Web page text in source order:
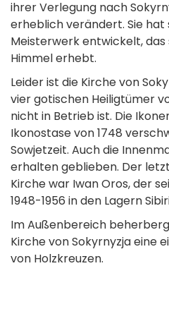
ihrer Verlegung nach
erheblich verändert. Sie hat
Meisterwerk entwickelt, das
Himmel erhebt.
Leider ist die Kirche von
vier gotischen Heiligtümer
nicht in Betrieb ist. Die
Ikonostase von 1748
Sowjetzeit. Auch die
erhalten geblieben. Der
Kirche war Iwan Oros, der
1948-1956 in den Lagern
Im Außenbereich
Kirche von Sokyrnyzja eine
von Holzkreuzen.